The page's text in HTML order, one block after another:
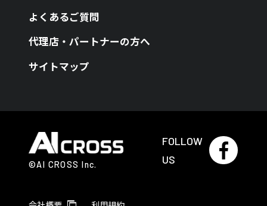
よくあるご質問
代理店・パートナーの方へ
サイトマップ
©AI CROSS Inc.
FOLLOW
US